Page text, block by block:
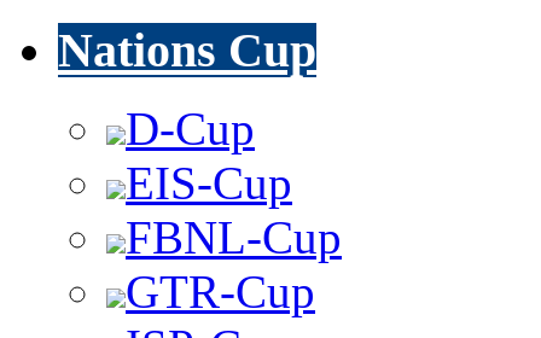
Nations Cup
D-Cup
EIS-Cup
FBNL-Cup
GTR-Cup